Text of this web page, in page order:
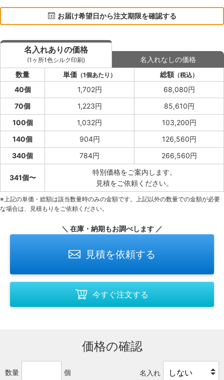
お届け希望日から注文期限を確認する
名入れありの価格
(1ヶ所1色シルク印刷)
名入れなしの価格
数量
単価 （1個あたり） 総額 （税込）
40個 1,702円
68,080円
70個
1,223円
85,610円
100個
1,032円
103,200円
140個
904円
126,560円
340個
784円 266,560円
341個〜
特別価格をご案内します。
見積をご依頼ください。
※上記の単価・総額は該当数量時のみの金額です。上記以外の数量での金額が必要
な場合は、見積もりをご依頼ください。
＼ 在庫・納期もお調べします ／
見積を依頼する
今すぐ注文する
価格の確認
数量 個 名入れ